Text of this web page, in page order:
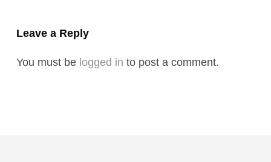
Leave a Reply
You must be logged in to post a comment.